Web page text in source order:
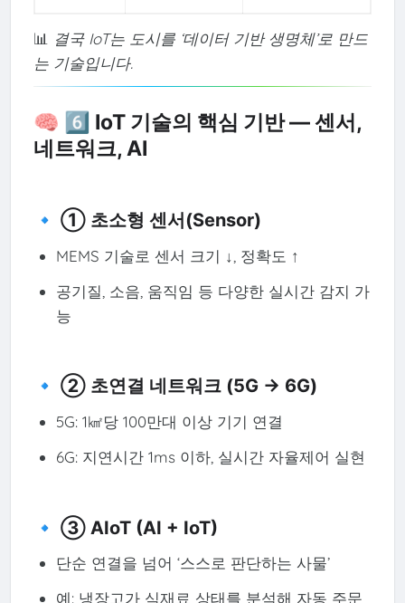
📊 결국 IoT는 도시를 ‘데이터 기반 생명체’로 만드
는 기술입니다.
🧠 6️⃣ IoT 기술의 핵심 기반 — 센서,
네트워크, AI
🔹 ① 초소형 센서(Sensor)
MEMS 기술로 센서 크기 ↓, 정확도 ↑
공기질, 소음, 움직임 등 다양한 실시간 감지 가
능
🔹 ② 초연결 네트워크 (5G → 6G)
5G: 1㎢당 100만대 이상 기기 연결
6G: 지연시간 1ms 이하, 실시간 자율제어 실현
🔹 ③ AIoT (AI + IoT)
단순 연결을 넘어 ‘스스로 판단하는 사물’
예: 냉장고가 식재료 상태를 분석해 자동 주문